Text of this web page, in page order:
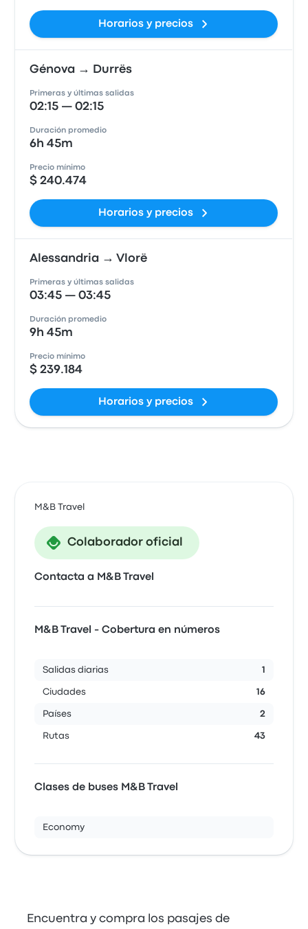
Horarios y precios
Génova → Durrës
Primeras y últimas salidas
02:15 — 02:15
Duración promedio
6h 45m
Precio mínimo
$ 240.474
Horarios y precios
Alessandria → Vlorë
Primeras y últimas salidas
03:45 — 03:45
Duración promedio
9h 45m
Precio mínimo
$ 239.184
Horarios y precios
M&B Travel
Colaborador oficial
Contacta a M&B Travel
M&B Travel - Cobertura en números
Salidas diarias 1
Ciudades 16
Países 2
Rutas 43
Clases de buses M&B Travel
Economy
Encuentra y compra los pasajes de